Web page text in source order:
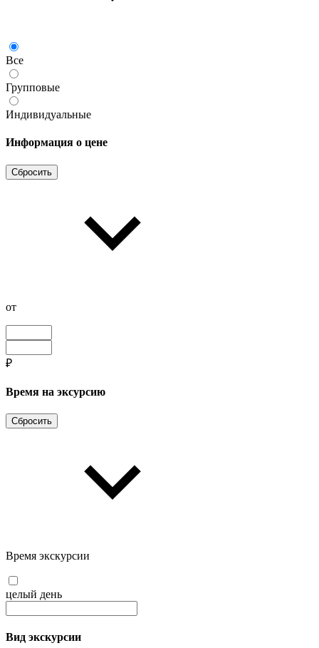
Все
Групповые
Индивидуальные
Информация о цене
Сбросить
от
₽
Время на эксурсию
Сбросить
Время экскурсии
целый день
Вид экскурсии